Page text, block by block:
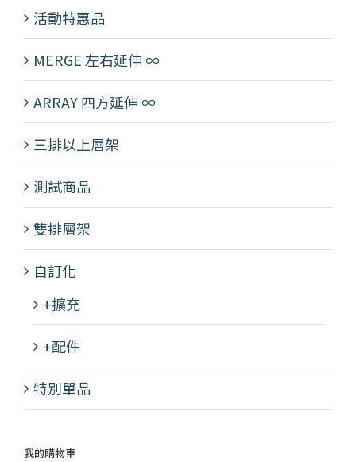
活動特惠品
MERGE 左右延伸 ∞
ARRAY 四方延伸 ∞
三排以上層架
測試商品
雙排層架
自訂化
+擴充
+配件
特別單品
我的購物車